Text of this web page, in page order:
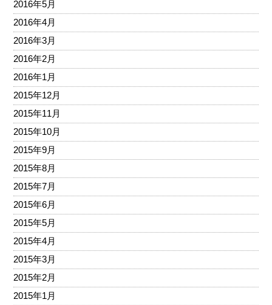
2016年5月
2016年4月
2016年3月
2016年2月
2016年1月
2015年12月
2015年11月
2015年10月
2015年9月
2015年8月
2015年7月
2015年6月
2015年5月
2015年4月
2015年3月
2015年2月
2015年1月